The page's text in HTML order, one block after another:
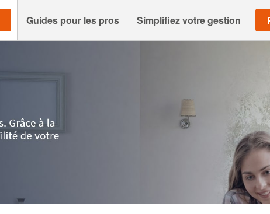
Guides pour les pros Simplifiez votre gestion